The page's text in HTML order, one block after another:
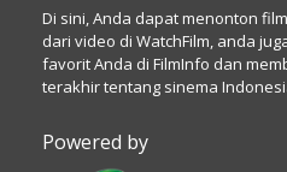
Di sini, Anda dapat menonton
dari video di WatchFilm, anda
favorit Anda di FilmInfo dan
terakhir tentang sinema
Powered by